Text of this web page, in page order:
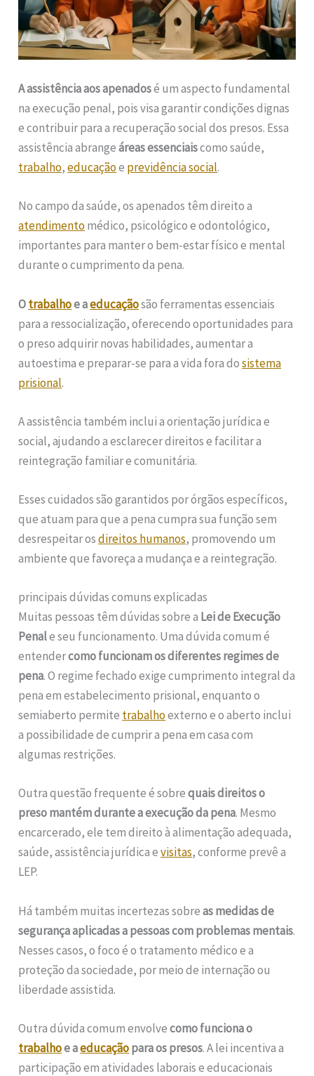
A assistência aos apenadosé um aspecto fundamental
na execução penal, pois visa garantir condições dignas
e contribuir para a recuperação social dos presos. Essa
assistência abrangeáreas essenciaiscomo saúde,
trabalho,educaçãoe previdência social.
No campo da saúde, os apenados têm direito a
atendimentomédico, psicológico e odontológico,
importantes para manter o bem-estar físico e mental
durante o cumprimento da pena.
Otrabalhoe aeducaçãosão ferramentas essenciais
para a ressocialização, oferecendo oportunidades para
o preso adquirir novas habilidades, aumentar a
autoestima e preparar-se para a vida fora dosistema
prisional.
A assistência também inclui a orientação jurídica e
social, ajudando a esclarecer direitos e facilitar a
reintegração familiar e comunitária.
Esses cuidados são garantidos por órgãos específicos,
que atuam para que a pena cumpra sua função sem
desrespeitar osdireitos humanos, promovendo um
ambiente que favoreça a mudança e a reintegração.
principais dúvidas comuns explicadas
Muitas pessoas têm dúvidas sobre a Lei de Execução
Penale seu funcionamento. Uma dúvida comum é
entendercomo funcionam os diferentes regimes de
pena. O regime fechado exige cumprimento integral da
pena em estabelecimento prisional, enquanto o
semiaberto permite trabalhoexterno e o aberto inclui
a possibilidade de cumprir a pena em casa com
algumas restrições.
Outra questão frequente é sobrequais direitos o
preso mantém durante a execução da pena. Mesmo
encarcerado, ele tem direito à alimentação adequada,
saúde, assistência jurídica evisitas, conforme prevê a
LEP.
Há também muitas incertezas sobreas medidas de
segurança aplicadas a pessoas com problemas mentais.
Nesses casos, o foco é o tratamento médico e a
proteção da sociedade, por meio de internação ou
liberdade assistida.
Outra dúvida comum envolvecomo funciona o
trabalhoe aeducaçãopara os presos. A lei incentiva a
participação em atividades laborais e educacionais